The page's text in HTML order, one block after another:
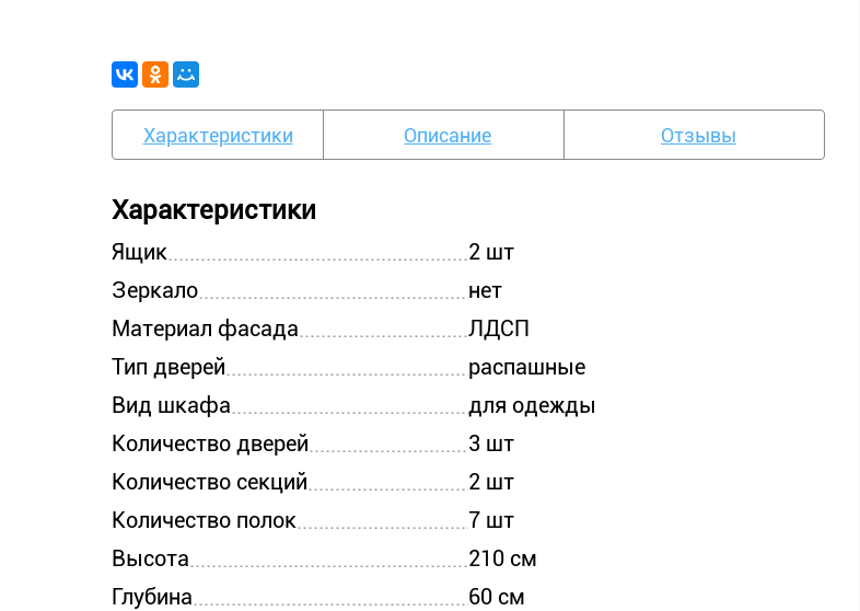
Характеристики Описание Отзывы
Характеристики
Ящик
2 шт
Зеркало
нет
Материал фасада
ЛДСП
Тип дверей
распашные
Вид шкафа
для одежды
Количество дверей
3 шт
Количество секций
2 шт
Количество полок
7 шт
Высота
210 см
Глубина
60 см